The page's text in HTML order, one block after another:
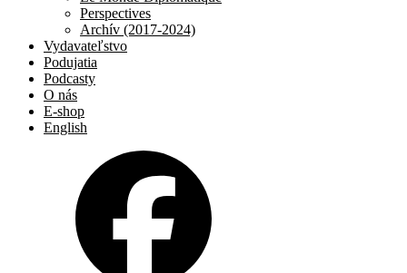
Perspectives
Archív (2017-2024)
Vydavateľstvo
Podujatia
Podcasty
O nás
E-shop
English